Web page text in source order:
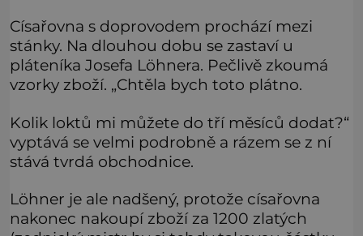
Císařovna s doprovodem prochází mezi
stánky. Na dlouhou dobu se zastaví u
pláteníka Josefa Löhnera. Pečlivě zkoumá
vzorky zboží. „Chtěla bych toto plátno.
Kolik loktů mi můžete do tří měsíců dodat?“
vyptává se velmi podrobně a rázem se z ní
stává tvrdá obchodnice.
Löhner je ale nadšený, protože císařovna
nakonec nakoupí zboží za 1200 zlatých